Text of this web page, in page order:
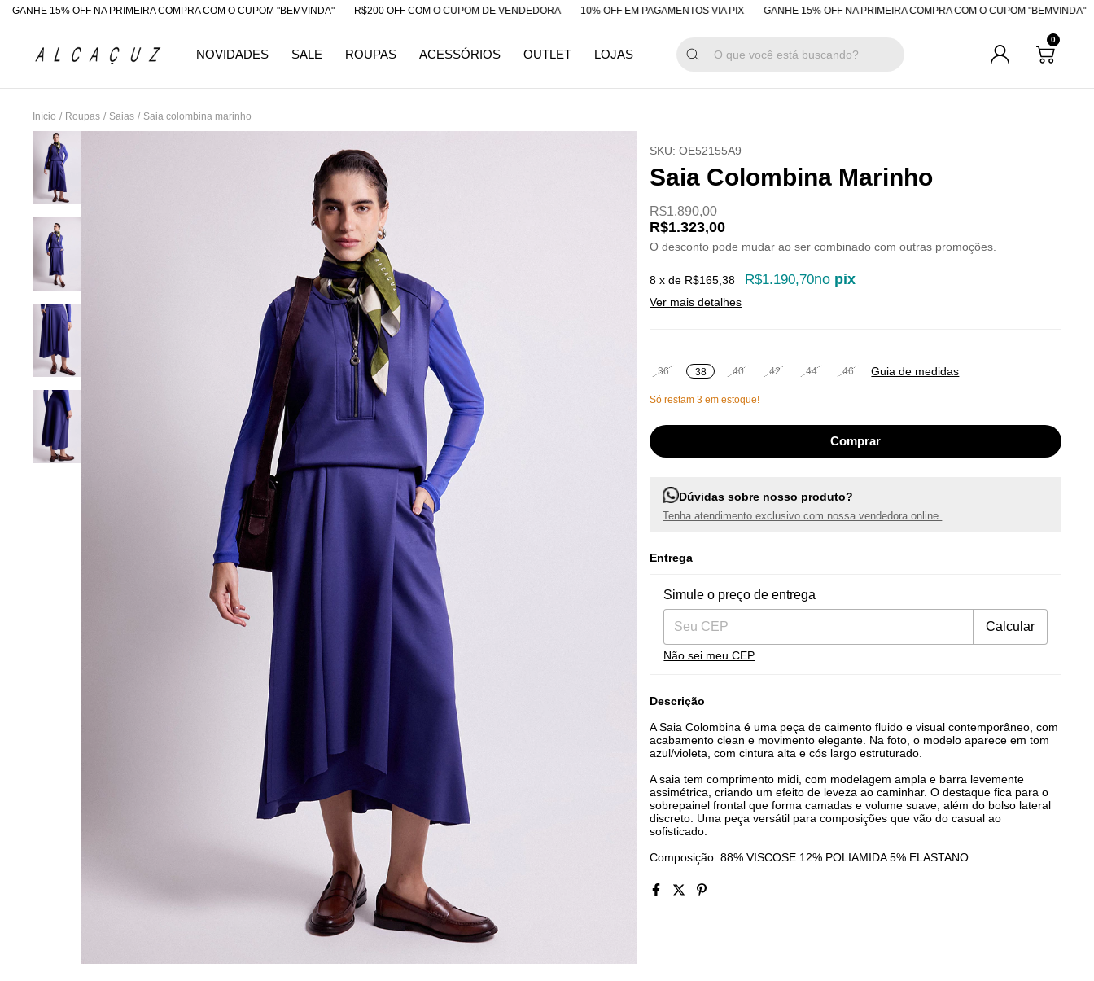
15% OFF NA PRIMEIRA COMPRA COM O CUPOM "BEMVINDA" R$200 OFF COM O CUPOM DE VENDEDORA 10% OFF EM PAGAMENTOS VIA PIX GANHE 15% OFF NA PRIMEIRA COMPRA COM O CUPOM "BEMVINDA"
NOVIDADES SALE ROUPAS ACESSÓRIOS OUTLET LOJAS
0
Início / Roupas / Saias / Saia colombina marinho
SKU:OE52155A9
Saia Colombina Marinho
R$1.890,00
R$1.323,00
O desconto pode mudar ao ser combinado com outras promoções.
8 x de R$165,38 R$1.190,70no pix
Ver mais detalhes
36 38 40 42 44 46 Guia de medidas
Só restam3 em estoque!
Dúvidas sobre nosso produto?
Tenha atendimento exclusivo com nossa vendedora online.
Entrega
Entregas para o CEP:
Simule o preço de entrega
Calcular
Não sei meu CEP
Descrição
A Saia Colombina é uma peça de caimento fluido e visual contemporâneo, com
acabamento clean e movimento elegante. Na foto, o modelo aparece em tom
azul/violeta, com cintura alta e cós largo estruturado.
A saia tem comprimento midi, com modelagem ampla e barra levemente
assimétrica, criando um efeito de leveza ao caminhar. O destaque fica para o
sobrepainel frontal que forma camadas e volume suave, além do bolso lateral
discreto. Uma peça versátil para composições que vão do casual ao
sofisticado.
Composição: 88% VISCOSE 12% POLIAMIDA 5% ELASTANO